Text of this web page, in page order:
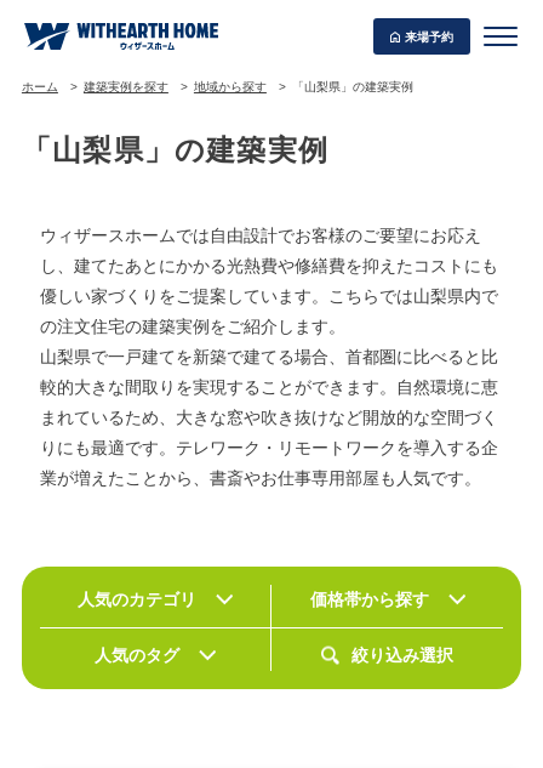
来場予約
エリア限定商品
ホーム 建築実例を探す 地域から探す 「山梨県」の建築実例
「山梨県」の建築実例
ウィザースホームでは自由設計でお客様のご要望にお応え
し、建てたあとにかかる光熱費や修繕費を抑えたコストにも
優しい家づくりをご提案しています。こちらでは山梨県内で
の注文住宅の建築実例をご紹介します。
山梨県で一戸建てを新築で建てる場合、首都圏に比べると比
較的大きな間取りを実現することができます。自然環境に恵
まれているため、大きな窓や吹き抜けなど開放的な空間づく
りにも最適です。テレワーク・リモートワークを導入する企
業が増えたことから、書斎やお仕事専用部屋も人気です。
人気のカテゴリ 価格帯から探す
人気のタグ 絞り込み選択